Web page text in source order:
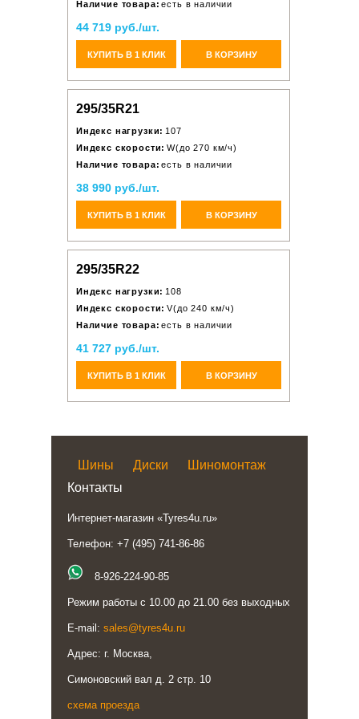
Наличие товара: есть в наличии
44 719 руб./шт.
КУПИТЬ В 1 КЛИК В КОРЗИНУ
295/35R21
Индекс нагрузки: 107
Индекс скорости: W(до 270 км/ч)
Наличие товара: есть в наличии
38 990 руб./шт.
КУПИТЬ В 1 КЛИК В КОРЗИНУ
295/35R22
Индекс нагрузки: 108
Индекс скорости: V(до 240 км/ч)
Наличие товара: есть в наличии
41 727 руб./шт.
КУПИТЬ В 1 КЛИК В КОРЗИНУ
Шины Диски
Шиномонтаж
Контакты
Интернет-магазин «Tyres4u.ru»
Телефон: +7 (495) 741-86-86
8-926-224-90-85
Режим работы с 10.00 до 21.00 без выходных
E-mail: sales@tyres4u.ru
Адрес: г. Москва,
Симоновский вал д. 2 стр. 10
схема проезда